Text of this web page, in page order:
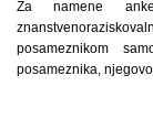
Za namene
posameznikom
posameznika,